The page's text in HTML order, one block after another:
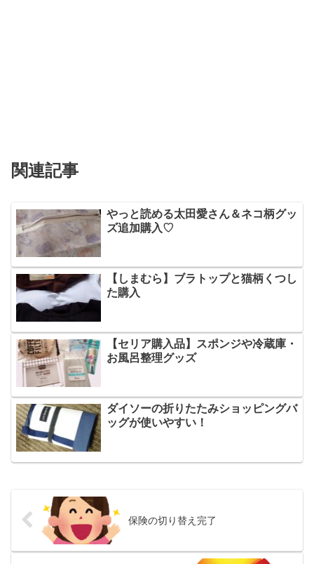
関連記事
やっと読める太田愛さん＆ネコ柄グッ
ズ追加購入♡
【しまむら】ブラトップと猫柄くつし
た購入
【セリア購入品】スポンジや冷蔵庫・
お風呂整理グッズ
ダイソーの折りたたみショッピングバ
ッグが使いやすい！
保険の切り替え完了